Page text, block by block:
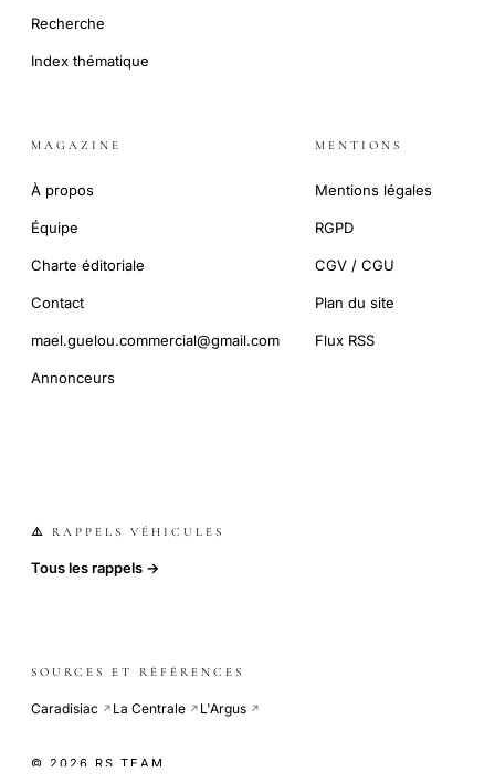
Recherche
Index thématique
MAGAZINE
À propos
Équipe
Charte éditoriale
Contact
mael.guelou.commercial@gmail.com
Annonceurs
MENTIONS
Mentions légales
RGPD
CGV / CGU
Plan du site
Flux RSS
⚠️ RAPPELS VÉHICULES
Tous les rappels →
SOURCES ET RÉFÉRENCES
Caradisiac ↗ La Centrale ↗ L'Argus ↗
© 2026 RS TEAM